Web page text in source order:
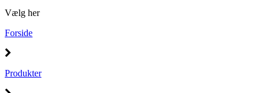
Vælg her
Forside
Produkter